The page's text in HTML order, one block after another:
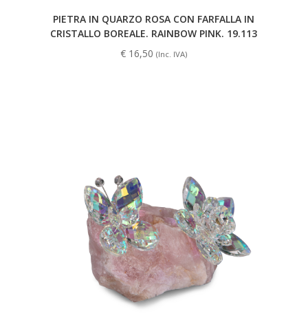
PIETRA IN QUARZO ROSA CON FARFALLA IN
CRISTALLO BOREALE. RAINBOW PINK. 19.113
€ 16,50 (Inc. IVA)